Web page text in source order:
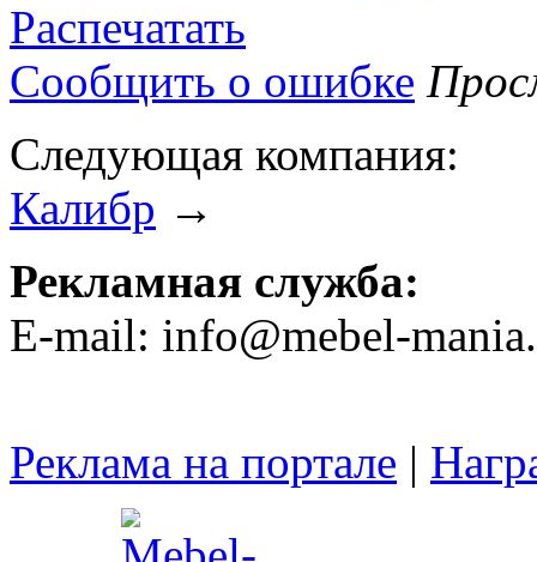
Распечатать
Сообщить о ошибке
Следующая компания:
Калибр →
Рекламная служба:
E-mail: info@mebel-
Реклама на портале |